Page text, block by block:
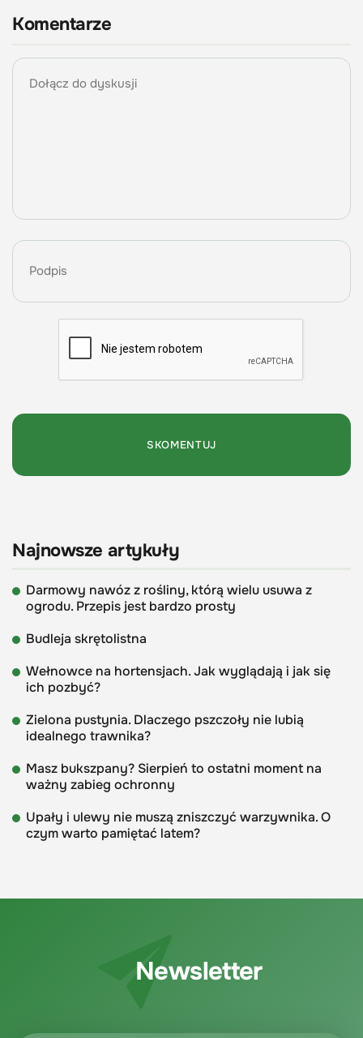
Komentarze
Najnowsze artykuły
Darmowy nawóz z rośliny, którą wielu usuwa z
ogrodu. Przepis jest bardzo prosty
Budleja skrętolistna
Wełnowce na hortensjach. Jak wyglądają i jak się
ich pozbyć?
Zielona pustynia. Dlaczego pszczoły nie lubią
idealnego trawnika?
Masz bukszpany? Sierpień to ostatni moment na
ważny zabieg ochronny
Upały i ulewy nie muszą zniszczyć warzywnika. O
czym warto pamiętać latem?
Newsletter